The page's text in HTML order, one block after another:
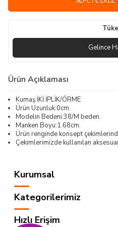
Gelince
Ürün Açıklaması
Kumaş:İKİ İPLİK/ÖRME
Ürün Uzunluk:0cm.
Modelin Bedeni:38/M beden.
Manken Boyu:1.68cm.
Ürün renginde konsept
Çekimlerimizde kullanılan
Kurumsal
Kategorilerimiz
Hızlı Erişim